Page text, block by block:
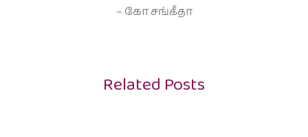
– கோ சங்கீதா
Related Posts